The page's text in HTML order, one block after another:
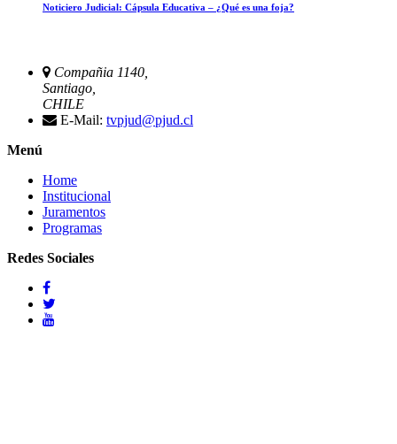
Noticiero Judicial: Cápsula Educativa – ¿Qué es una foja?
Compañia 1140,
Santiago,
CHILE
E-Mail: tvpjud@pjud.cl
Menú
Home
Institucional
Juramentos
Programas
Redes Sociales